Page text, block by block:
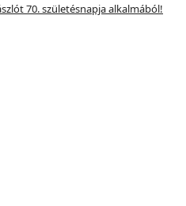
70. születésnapja alkalmából!